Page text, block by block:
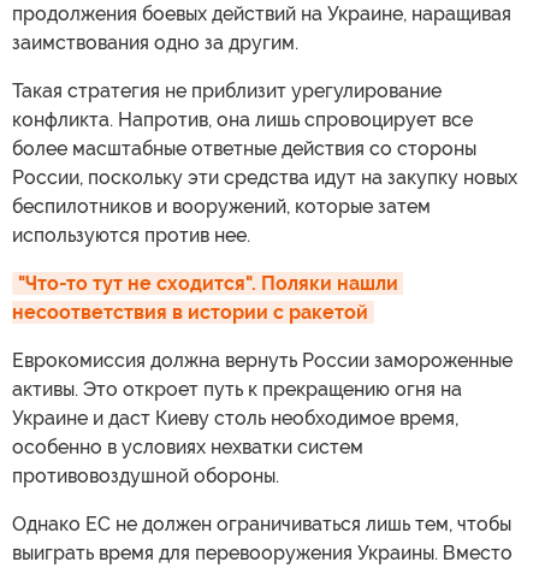
продолжения боевых действий на Украине, наращивая
заимствования одно за другим.
Такая стратегия не приблизит урегулирование
конфликта. Напротив, она лишь спровоцирует все
более масштабные ответные действия со стороны
России, поскольку эти средства идут на закупку новых
беспилотников и вооружений, которые затем
используются против нее.
"Что-то тут не сходится". Поляки нашли
несоответствия в истории с ракетой
Еврокомиссия должна вернуть России замороженные
активы. Это откроет путь к прекращению огня на
Украине и даст Киеву столь необходимое время,
особенно в условиях нехватки систем
противовоздушной обороны.
Однако ЕС не должен ограничиваться лишь тем, чтобы
выиграть время для перевооружения Украины. Вместо